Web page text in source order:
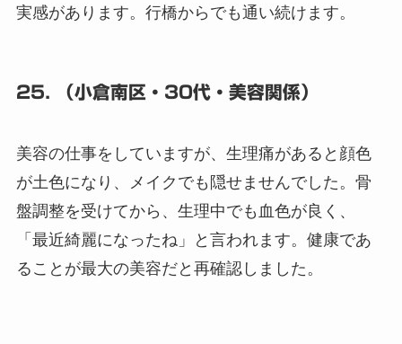
実感があります。行橋からでも通い続けます。
25. （小倉南区・30代・美容関係）
美容の仕事をしていますが、生理痛があると顔色
が土色になり、メイクでも隠せませんでした。骨
盤調整を受けてから、生理中でも血色が良く、
「最近綺麗になったね」と言われます。健康であ
ることが最大の美容だと再確認しました。